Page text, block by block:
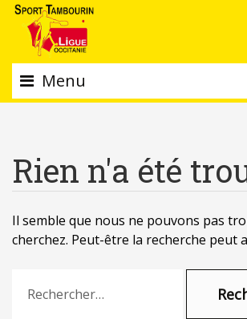
Menu
Rien n'a été
Il semble que nous ne pouvons pas
cherchez. Peut-être la recherche peut